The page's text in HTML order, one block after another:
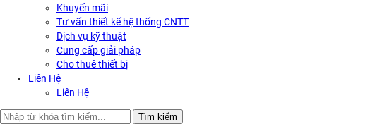
Khuyến mãi
Tư vấn thiết kế hệ thống CNTT
Dịch vụ kỹ thuật
Cung cấp giải pháp
Cho thuê thiết bị
Liên Hệ
Liên Hệ
Search
Tìm kiếm